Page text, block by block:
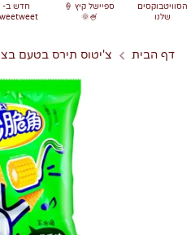
הסוויטבוקסים
שלנו
ספיישל קיץ 🍦
🍧🌞
חדש ב-
דף הבית צ'יטוס תירס בטעם